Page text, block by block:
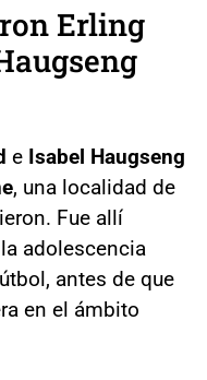
Erling
e Isabel Haugseng
, una localidad de
Fue allí
adolescencia
antes de que
en el ámbito